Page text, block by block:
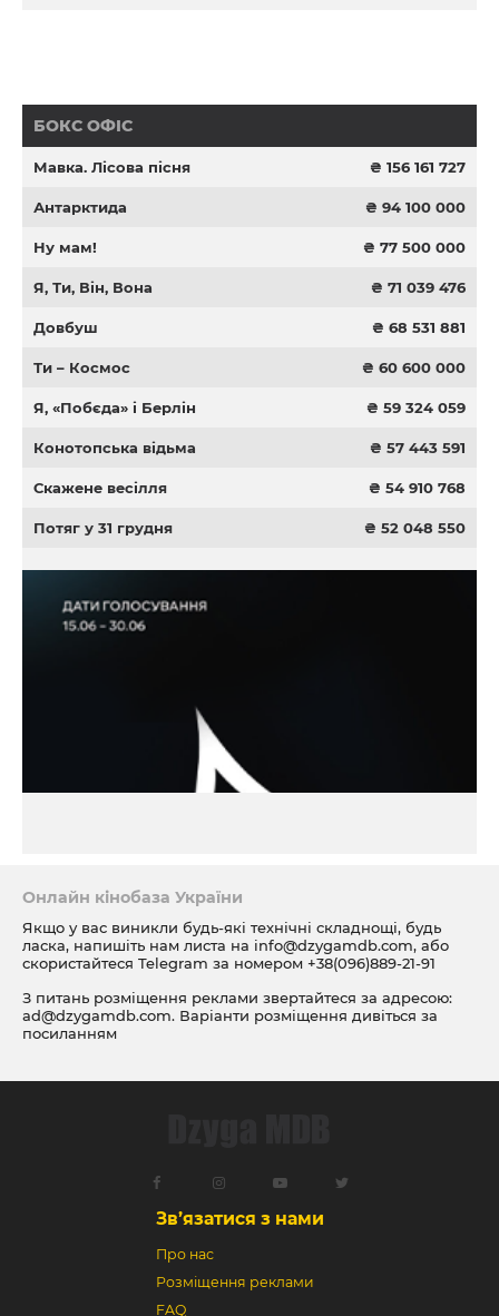
БОКС ОФІС
Мавка. Лісова пісня ₴ 156 161 727
Антарктида ₴ 94 100 000
Ну мам! ₴ 77 500 000
Я, Ти, Він, Вона ₴ 71 039 476
Довбуш ₴ 68 531 881
Ти – Космос ₴ 60 600 000
Я, «Побєда» і Берлін ₴ 59 324 059
Конотопська відьма ₴ 57 443 591
Скажене весілля ₴ 54 910 768
Потяг у 31 грудня ₴ 52 048 550
Онлайн кінобаза України
Якщо у вас виникли будь-які технічні складнощі, будь
ласка, напишіть нам листа на info@dzygamdb.com, або
скористайтеся Telegram за номером +38(096)889-21-91
З питань розміщення реклами звертайтеся за адресою:
ad@dzygamdb.com. Варіанти розміщення дивіться за
посиланням
Зв’язатися з нами
Про нас
Розміщення реклами
FAQ